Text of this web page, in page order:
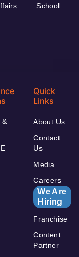
School
&
Quick
Links
About Us
Contact
Us
Media
Careers
We Are
Hiring
Franchise
Content
Partner